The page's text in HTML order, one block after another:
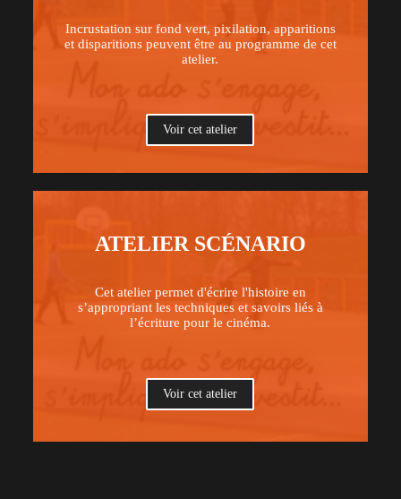
Incrustation sur fond vert, pixilation, apparitions
et disparitions peuvent être au programme de cet
atelier.
Voir cet atelier
ATELIER SCÉNARIO
Cet atelier permet d'écrire l'histoire en
s’appropriant les techniques et savoirs liés à
l’écriture pour le cinéma.
Voir cet atelier